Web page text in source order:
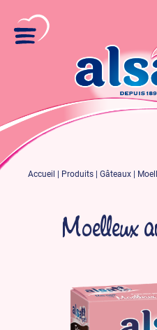
Accueil Produits Gâteaux
Moelleux